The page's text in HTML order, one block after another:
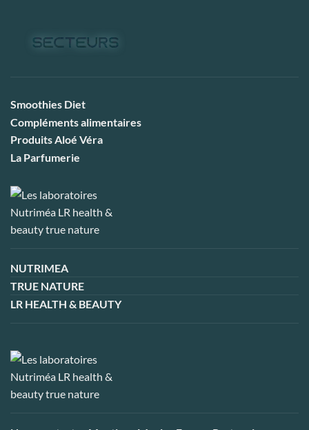
Smoothies Diet
Compléments alimentaires
Produits Aloé Véra
La Parfumerie
NUTRIMEA
TRUE NATURE
LR HEALTH & BEAUTY